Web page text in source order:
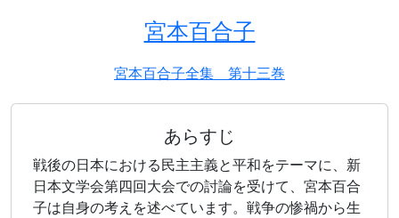
宮本百合子
宮本百合子全集 第十三巻
あらすじ
戦後の日本における民主主義と平和をテーマに、新
日本文学会第四回大会での討論を受けて、宮本百合
子は自身の考えを述べています。戦争の惨禍から生